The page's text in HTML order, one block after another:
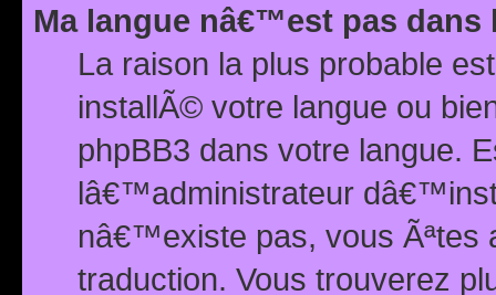
Ma langue nâ€™est pas dans
La raison la plus probable
installÃ© votre langue ou
phpBB3 dans votre langue.
lâ€™administrateur
nâ€™existe pas, vous Ãªtes
traduction. Vous trouverez